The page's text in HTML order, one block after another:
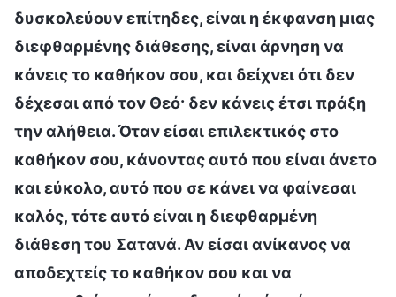
δυσκολεύουν επίτηδες, είναι η έκφανση μιας
διεφθαρμένης διάθεσης, είναι άρνηση να
κάνεις το καθήκον σου, και δείχνει ότι δεν
δέχεσαι από τον Θεό· δεν κάνεις έτσι πράξη
την αλήθεια. Όταν είσαι επιλεκτικός στο
καθήκον σου, κάνοντας αυτό που είναι άνετο
και εύκολο, αυτό που σε κάνει να φαίνεσαι
καλός, τότε αυτό είναι η διεφθαρμένη
διάθεση του Σατανά. Αν είσαι ανίκανος να
αποδεχτείς το καθήκον σου και να